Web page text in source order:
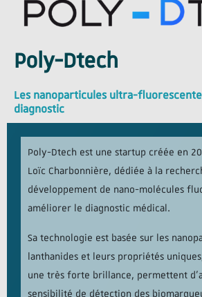
Poly-Dtech
Les nanoparticules ultra-
diagnostic
Poly-Dtech est une startup créée en
Loïc Charbonnière, dédiée à la
développement de nano-molécules
améliorer le diagnostic médical.
Sa technologie est basée sur les
lanthanides et leurs propriétés
une très forte brillance, permettent
sensibilité de détection des